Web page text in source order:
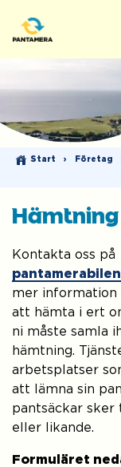
Start › Företag
Kontakta oss på
mer information
att hämta i ert
ni måste samla
hämtning.
arbetsplatser
att lämna sin
pantsäckar sker
eller likande.
Formuläret